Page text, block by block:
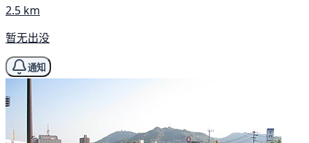
2.5 km
暂无出没
通知